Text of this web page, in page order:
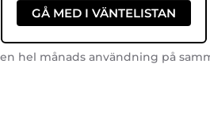
GÅ MED I VÄNTELISTAN
hel månads användning på